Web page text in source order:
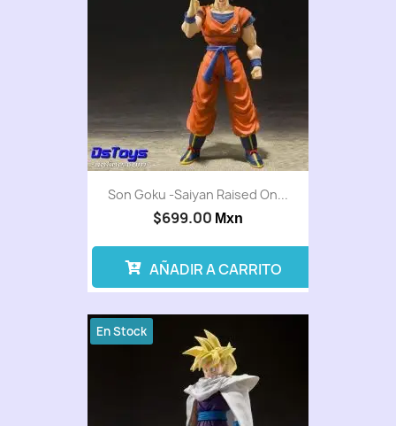
Son Goku -Saiyan Raised On...
$699.00 Mxn
AÑADIR A CARRITO
En Stock